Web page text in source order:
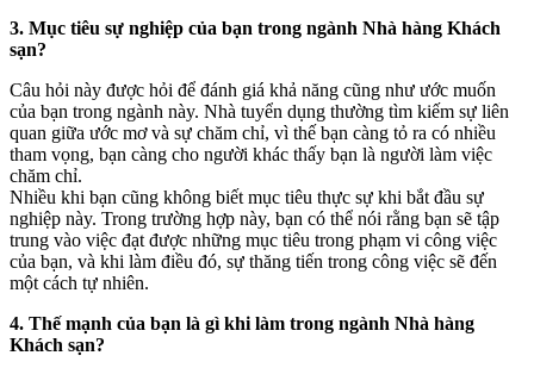
3. Mục tiêu sự nghiệp của bạn trong ngành Nhà hàng Khách
sạn?
Câu hỏi này được hỏi để đánh giá khả năng cũng như ước muốn
của bạn trong ngành này. Nhà tuyển dụng thường tìm kiếm sự liên
quan giữa ước mơ và sự chăm chỉ, vì thế bạn càng tỏ ra có nhiều
tham vọng, bạn càng cho người khác thấy bạn là người làm việc
chăm chỉ.
Nhiều khi bạn cũng không biết mục tiêu thực sự khi bắt đầu sự
nghiệp này. Trong trường hợp này, bạn có thể nói rằng bạn sẽ tập
trung vào việc đạt được những mục tiêu trong phạm vi công việc
của bạn, và khi làm điều đó, sự thăng tiến trong công việc sẽ đến
một cách tự nhiên.
4. Thế mạnh của bạn là gì khi làm trong ngành Nhà hàng
Khách sạn?